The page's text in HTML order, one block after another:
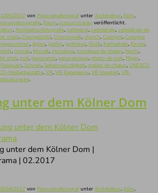
05/2017 von Panoramafotografunter Architektur, Köln,
, Raum, schnurstracks veröffentlicht.
, Architekturfotografie, cathedral, cathédrale, cathédrale de
stalls, Chorgestühl, Chormosaik, church, Cologne, Cologne
, église, gothic, gothique, Gotik, Kathedrale, Kirche,
, mosaic, Mosaik, mosaïque, mosaïque de chœur, Nacht,
shot, nuit, panoramic, panoramique, photo de nuit, Pilger,
Reliquien, Schrein, Sehenswürdigkeit, stalles de chœur, UNESCO
Welterbestätte, VR, VR Experience, VR Headset, VR-
.
unter dem Kölner Dom
unter dem Kölner Dom |
| 02.2017
04/2017 von Panoramafotografunter Architektur, Köln,